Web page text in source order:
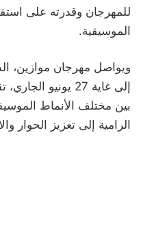
للمهرجان وقدرته على
الموسيقية.
ويواصل مهرجان موازين،
إلى غاية 27
بين مختلف الأنماط
الرامية إلى تعزيز الحوار